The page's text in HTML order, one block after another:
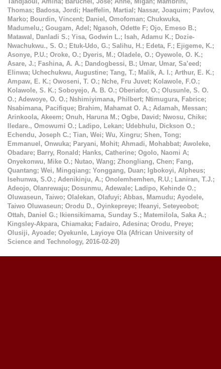
Thomas; Badosa, Jordi; Haeffelin, Martial ; Nassar, Joaquim; Pavlov,
Marko; Bourdin, Vincent; Daniel, Omofoman; Chukwuka,
Madumelu,; Gougam, Adel ; Ngasoh, Odette F; Ojo, Emeso B.;
Matawal, Danladi S.; Yisa, Godwin L.; Isah, Adamu K.; Dozie-
Nwachukwu., S. O.; Etuk-Udo, G.; Salihu, H.; Edeta, F.; Ejigeme, K.;
Asonye, P.U.; Oroke, O.; Dyeris, M.; Oladele, O.; Oyewole, O. K.;
Asare, J.; Fashina, A. A.; Dandogbessi, B.; Umar, Umar, Sa’eed ;
Elinwa; Uchechukwu, Augustine; Tang, T.; Malik, A. I.; Arthur, E. K.;
Ampaw, E. K.; Owoseni, T. O.; Nche, Fru Juvet; Kolawole, F.O.;
Kolawole, S. K.; Soboyejo, A. B. O.; Oberiafor, O.; Olusunle, S. O.
O.; Adewoye, O. O.; Nshimiyimana, Philbert; Ntimugura, Fabrice;
Nsabimana, Pacifique; Brahim, Mahamat O. A.; Adamah, Messan;
Arinkoola, Akeem; Onuh, Haruna M.; Ogbe, David ; Nwosu, Chike;
Iledare., Omowumi O.; Ladipo, Lekan; Udebhulu, Dickson O.;
Echendu, Joseph C.; Tian, Wei; Wu, Xingru; Shen, Tong;
Emmanuel, Onwuka; Paryani, Mohit; Ahmadi, Mohabbat; Awoleke,
Obadare; Barry, Ronald ; Hanks, Catherine; Ogolo, Naomi A;
Onyekonwu, Mike O.; Nutao, Wang; Zhongliang, Chen; Fang,
Quantang; Wei, Mingqiang; Yonggang, Duan; Igbokoyi, Alpheus;
Isehunwa, S.O.; Adenikinju, A.; Onolemhemhen, R.U.; Laniran, T.J.;
Adeojo, Olanrewaju; Dosunmu, Adewale; Ladipo, Kehinde O.;
Oluwaseun, Taiwo; Olalekan, Olafuyi; Abbas, Mamudu; Ayodele,
Taiwo Oluwaseun; Orodu D., Oyinkepreye; Ifeanyi, Seteyeobot;
Ottah, Daniel G.; Ikiensikimama, Sunday S.; Matemilola, Saka A.;
Kingsley-Akpara, Chiamaka; Fadairo, Adesina; Orodu, Preye;
Olusiji, Ayoade; Oyekunle, Layioye Ola (African University of
Science and Technology, 2016-02-20)